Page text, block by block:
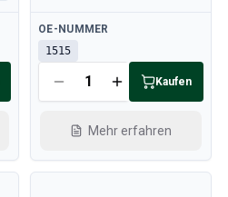
Verfügbar
OE-NUMMER
1515
Kaufen
Mehr erfahren